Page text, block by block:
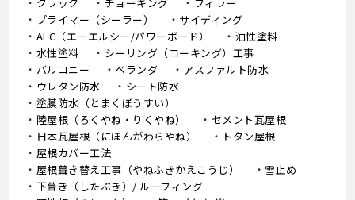
プライマー（シーラー）
サイディング
ALC（エーエルシー/パワーボード）
油性塗料
水性塗料
シーリング（コーキング）工事
バルコニー
ベランダ
アスファルト防水
ウレタン防水
シート防水
塗膜防水（とまくぼうすい）
陸屋根（ろくやね・りくやね）
セメント瓦屋根
日本瓦屋根（にほんがわらやね）
トタン屋根
屋根カバー工法
屋根葺き替え工事（やねふきかえこうじ）
雪止め
下葺き（したぶき）/ ルーフィング